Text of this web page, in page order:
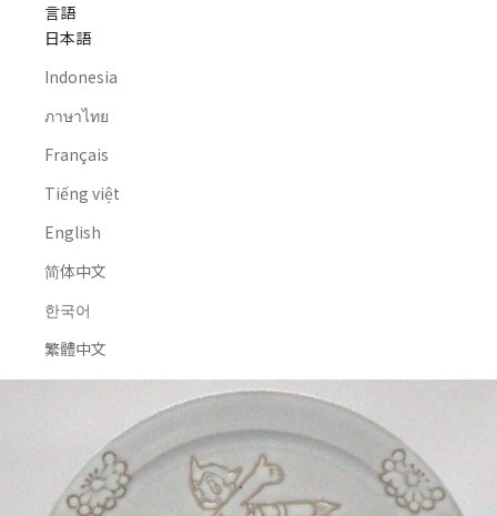
言語
日本語
Indonesia
ภาษาไทย
Français
Tiếng việt
English
简体中文
한국어
繁體中文